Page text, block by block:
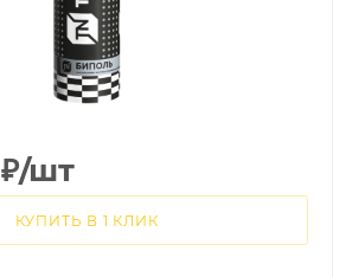
₽/шт
КУПИТЬ В 1 КЛИК